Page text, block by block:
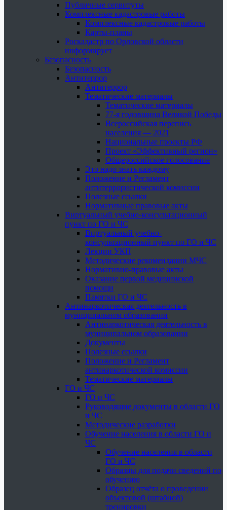
Публичные сервитуты
Комплексные кадастровые работы
Комплексные кадастровые работы
Карты-планы
Роскадастр по Орловской области
информирует
Безопасность
Безопасность
Антитеррор
Антитеррор
Тематические материалы
Тематические материалы
77-я годовщина Великой Победы
Всероссийская перепись
населения — 2021
Национальные проекты РФ
Проект «Эффективный регион»
Общероссийское голосование
Это надо знать каждому
Положение и Регламент
антитеррористической комиссии
Полезные ссылки
Нормативные правовые акты
Виртуальный учебно-консультационный
пункт по ГО и ЧС
Виртуальный учебно-
консультационный пункт по ГО и ЧС
Лекции УКП
Методические рекомендации МЧС
Нормативно-правовые акты
Оказание первой медицинской
помощи
Памятки ГО и ЧС
Антинаркотическая деятельность в
муниципальном образовании
Антинаркотическая деятельность в
муниципальном образовании
Документы
Полезные ссылки
Положение и Регламент
антинаркотической комиссии
Тематические материалы
ГО и ЧС
ГО и ЧС
Руководящие документы в области ГО
и ЧС
Методические разработки
Обучение населения в области ГО и
ЧС
Обучение населения в области
ГО и ЧС
Образцы для подачи сведений по
обучению
Образец отчёта о проведении
объектовой (штабной)
тренировки